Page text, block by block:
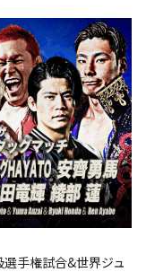
手権試合&世界ジュ